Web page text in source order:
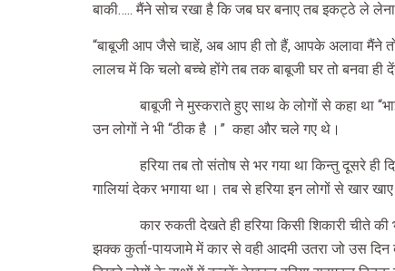
बाकी….. मैंने सोच रखा है कि जब घर बनाए तब इकट्ठे ले
“बाबूजी आप जैसे चाहें, अब आप ही तो हैं, आपके अलावा मैंने
लालच में कि चलो बच्चे होंगे तब तक बाबूजी घर तो बनवा ही
बाबूजी ने मुस्कराते हुए साथ के लोगों से कहा था
उन लोगों ने भी “ठीक है ।” कहा और चले गए थे।
हरिया तब तो संतोष से भर गया था किन्तु दूसरे ही
गालियां देकर भगाया था। तब से हरिया इन लोगों से खार
कार रुकती देखते ही हरिया किसी शिकारी चीते
झक्क कुर्ता-पायजामे में कार से वही आदमी उतरा जो उस